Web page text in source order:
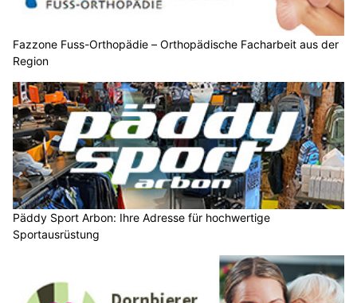
Fazzone Fuss-Orthopädie – Orthopädische Facharbeit aus der
Region
Päddy Sport Arbon: Ihre Adresse für hochwertige
Sportausrüstung